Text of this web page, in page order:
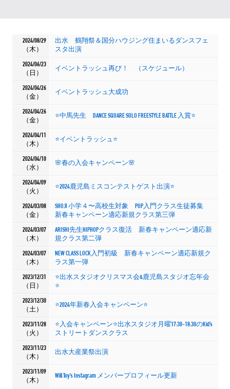
2024/08/29
（木）
出水 鶴翔祭＆国分ハウジング住まいるダンスフェ
スタ出演
2024/06/23
（日）
イベントラッシュ再び！ （スケジュール）
2024/04/26
（金）
イベントラッシュ大成功
2024/04/26
（金）
⭐️中馬先生 DANCE SQUARE SOLO FREESTYLE BATTLE 入賞⭐️
2024/04/11
（木）
⭐️イベントラッシュ⭐️
2024/04/10
（水）
🌸春の入会キャンペーン🌸
2024/04/09
（火）
⭐️2024鹿児島ミスコンテストゲスト出演⭐️
2024/03/08
（金）
SHOJI 小学４〜高校生対象 POP入門クラス生徒募集
新春キャンペーン適応新規クラス第三弾
2024/03/07
（木）
ARISHI先生HIPHOPクラス復活 新春キャンペーン適応新
規クラス第二弾
2024/03/07
（木）
NEW CLASS LOCK入門初級 新春キャンペーン適応新規ク
ラス第一弾
2023/12/31
（日）
⭐️出水スタジオクリスマス会&鹿児島スタジオ忘年会
⭐️
2023/12/30
（土）
⭐️2024年新春入会キャンペーン⭐️
2023/11/28
（火）
⭐️入会キャンペーン⭐️出水スタジオ月曜17:30-18:30のKid’s
ストリートダンスクラス
2023/11/23
（木）
出水大産業祭出演
2023/11/09
（木）
Will Toy’s Instagram メンバープロフィール更新